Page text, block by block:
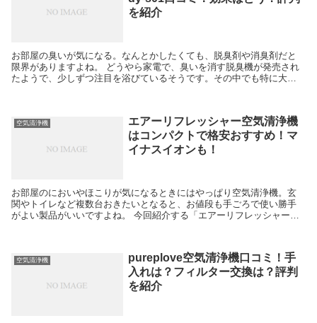
を紹介
お部屋の臭いが気になる。なんとかしたくても、脱臭剤や消臭剤だと
限界がありますよね。 どうやら家電で、臭いを消す脱臭機が発売され
たようで、少しずつ注目を浴びているそうです。その中でも特に大注
空気清浄機
エアーリフレッシャー空気清浄機
はコンパクトで格安おすすめ！マ
イナスイオンも！
お部屋のにおいやほこりが気になるときにはやっぱり空気清浄機。玄
関やトイレなど複数台おきたいとなると、お値段も手ごろで使い勝手
がよい製品がいいですよね。 今回紹介する「エアーリフレッシャー」
空気清浄機
pureplove空気清浄機口コミ！手
入れは？フィルター交換は？評判
を紹介